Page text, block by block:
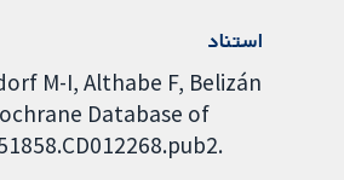
استناد
M-I, Althabe F, Belizán
Database of